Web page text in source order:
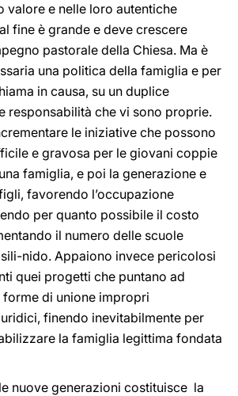
valore e nelle loro autentiche
fine è grande e deve crescere
pastorale della Chiesa. Ma è
una politica della famiglia e per
in causa, su un duplice
responsabilità che vi sono proprie.
le iniziative che possono
e gravosa per le giovani coppie
famiglia, e poi la generazione e
favorendo l’occupazione
per quanto possibile il costo
il numero delle scuole
nido. Appaiono invece pericolosi
quei progetti che puntano ad
di unione impropri
finendo inevitabilmente per
la famiglia legittima fondata
nuove generazioni costituisce la